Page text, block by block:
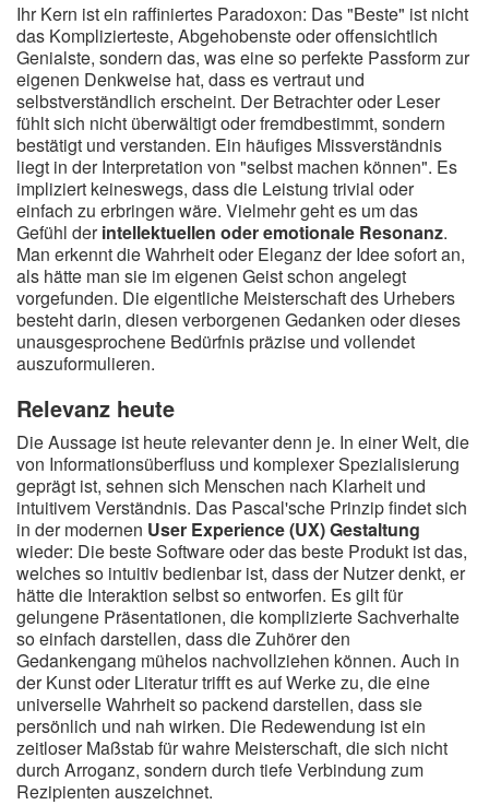
Ihr Kern ist ein raffiniertes Paradoxon: Das "Beste" ist nicht
das Komplizierteste, Abgehobenste oder offensichtlich
Genialste, sondern das, was eine so perfekte Passform zur
eigenen Denkweise hat, dass es vertraut und
selbstverständlich erscheint. Der Betrachter oder Leser
fühlt sich nicht überwältigt oder fremdbestimmt, sondern
bestätigt und verstanden. Ein häufiges Missverständnis
liegt in der Interpretation von "selbst machen können". Es
impliziert keineswegs, dass die Leistung trivial oder
einfach zu erbringen wäre. Vielmehr geht es um das
Gefühl derintellektuellen oder emotionale Resonanz.
Man erkennt die Wahrheit oder Eleganz der Idee sofort an,
als hätte man sie im eigenen Geist schon angelegt
vorgefunden. Die eigentliche Meisterschaft des Urhebers
besteht darin, diesen verborgenen Gedanken oder dieses
unausgesprochene Bedürfnis präzise und vollendet
auszuformulieren.
Relevanz heute
Die Aussage ist heute relevanter denn je. In einer Welt, die
von Informationsüberfluss und komplexer Spezialisierung
geprägt ist, sehnen sich Menschen nach Klarheit und
intuitivem Verständnis. Das Pascal'sche Prinzip findet sich
in der modernen User Experience (UX) Gestaltung
wieder: Die beste Software oder das beste Produkt ist das,
welches so intuitiv bedienbar ist, dass der Nutzer denkt, er
hätte die Interaktion selbst so entworfen. Es gilt für
gelungene Präsentationen, die komplizierte Sachverhalte
so einfach darstellen, dass die Zuhörer den
Gedankengang mühelos nachvollziehen können. Auch in
der Kunst oder Literatur trifft es auf Werke zu, die eine
universelle Wahrheit so packend darstellen, dass sie
persönlich und nah wirken. Die Redewendung ist ein
zeitloser Maßstab für wahre Meisterschaft, die sich nicht
durch Arroganz, sondern durch tiefe Verbindung zum
Rezipienten auszeichnet.